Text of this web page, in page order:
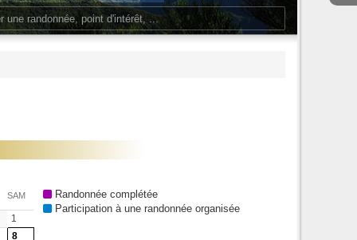
SAM
1
8
Randonnée complétée
Participation à une randonnée organisée